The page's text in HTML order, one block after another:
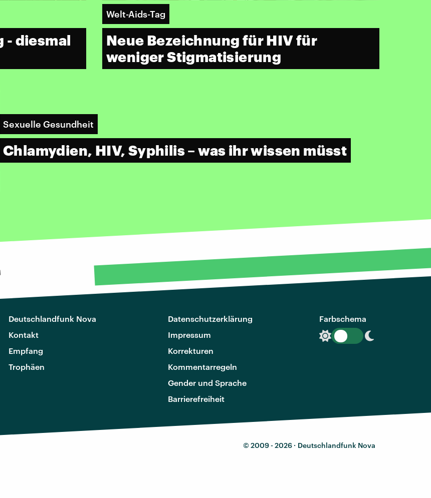
- diesmal
Welt-Aids-Tag
Neue Bezeichnung für HIV für
weniger Stigmatisierung
Sexuelle Gesundheit
Chlamydien, HIV, Syphilis – was ihr wissen müsst
Deutschlandfunk Nova
Kontakt
Empfang
Trophäen
Datenschutzerklärung
Impressum
Korrekturen
Kommentarregeln
Gender und Sprache
Barrierefreiheit
Farbschema
© 2009 - 2026 · Deutschlandfunk Nova